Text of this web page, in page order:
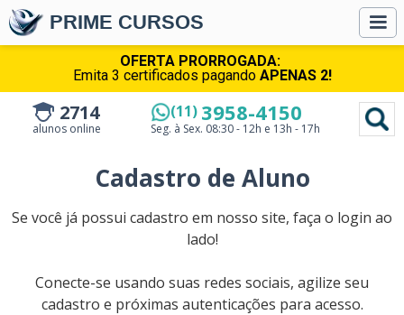
OFERTA PRORROGADA:
Emita 3 certificados pagando APENAS 2!
PRIME CURSOS
2714
alunos online
(11) 3958-4150
Seg. à Sex. 08:30 - 12h e 13h - 17h
Cadastro de Aluno
Se você já possui cadastro em nosso site, faça o login ao
lado!
Conecte-se usando suas redes sociais, agilize seu
cadastro e próximas autenticações para acesso.